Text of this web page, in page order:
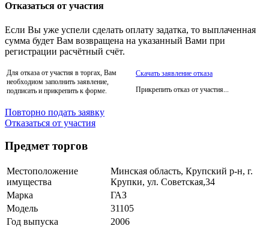
Отказаться от участия
Если Вы уже успели сделать оплату задатка, то выплаченная
сумма будет Вам возвращена на указанный Вами при
регистрации расчётный счёт.
Для отказа от участия в торгах, Вам
необходиом заполнить заявление,
подписать и прикрепить к форме.
Скачать заявление отказа
Прикрепить отказ от участия...
Повторно подать заявку
Отказаться от участия
Предмет торгов
Местоположение
имущества
Минская область, Крупский р-н, г.
Крупки, ул. Советская,34
Марка
ГАЗ
Модель
31105
Год выпуска
2006